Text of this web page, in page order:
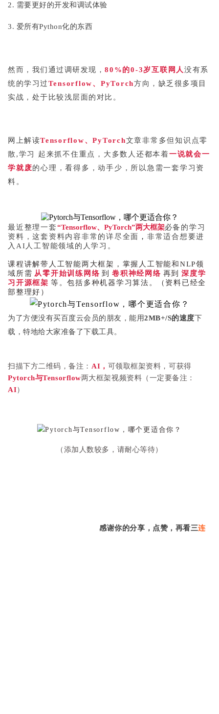
2. 需要更好的开发和调试体验
3. 爱所有Python化的东西
然而，我们通过调研发现， 80%的0-3岁互联网人 没有系
统的学习过Tensorflow、PyTorch方向，缺乏很多项目
实战， 处于比较浅层面的对比。
网上解读Tensorflow、PyTorch文章非常多但知识点零
散,学习 起来抓不住重点，大多数人还都本着一说就会一
学就废的心理，看得多，动手少，所以急需一套学习资
料。
最近整理一套“Tensorflow、PyTorch”两大框架必备的学习
资料，这套资料内容非常的详尽全面 ， 非常适合想要进
入AI人工智能领域的人学习。
课程讲解带人工智能两大框架，掌握人工智能和NLP领
域所需 从零开始训练网络 到 卷积神经网络 再到
深度学
习开源框架 等。包括多种机器学习算法。（资料已经全
部整理好）
为了方便没有买百度云会员的朋友，能用2MB+/S的速度下
载，特地给大家准备了下载工具。
扫描下方二维码，备注： AI， 可领取框架资料，可获得
Pytorch与Tensorflow两大框架视频资料（一定要备注：
AI）
（添加人数较多，请耐心等待）
感谢你的分享，点赞， 再看三连